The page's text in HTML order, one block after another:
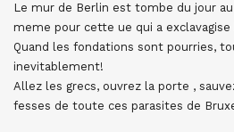
Le mur de Berlin est tombe du jour
meme pour cette ue qui a
Quand les fondations sont pourries,
inevitablement!
Allez les grecs, ouvrez la porte ,
fesses de toute ces parasites de